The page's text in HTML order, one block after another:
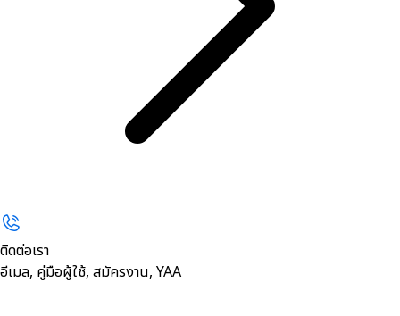
ติดต่อเรา
อีเมล, คู่มือผู้ใช้, สมัครงาน, YAA